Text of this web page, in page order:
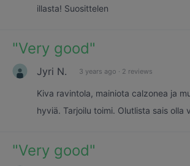
illasta! Suosittelen
"Very good"
Jyri N. 3 years ago · 2 reviews
Kiva ravintola, mainiota calzonea ja
hyviä. Tarjoilu toimi. Olutlista sais olla
"Very good"